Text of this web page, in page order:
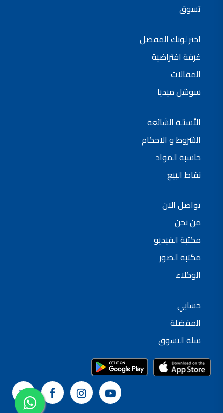
تسوق
اختر لونك المفضل
غرفة افتراضية
المقالات
سوشل ميديا
الأسئلة الشائعة
الشروط و الاحكام
حاسبة المواد
نقاط البيع
تواصل الان
من نحن
مكتبة الفيديو
مكتبة الصور
الوكلاء
حسابي
المفضلة
سلة التسوق